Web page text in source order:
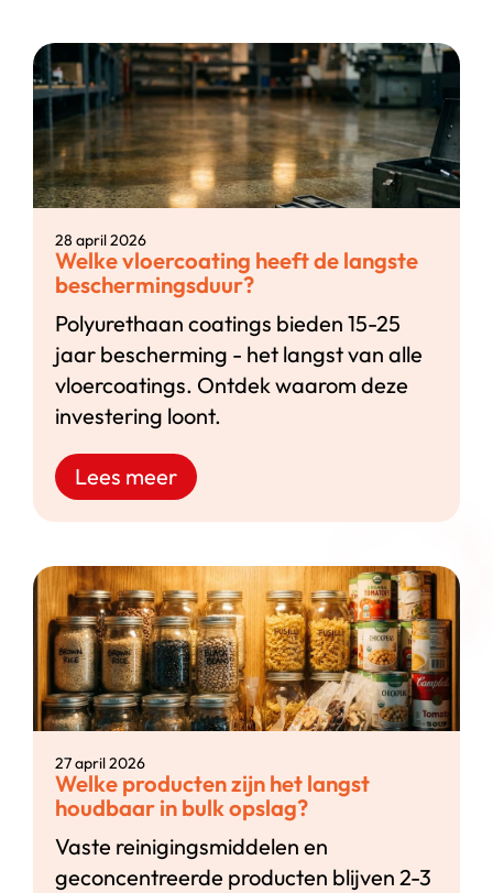
28 april 2026
Welke vloercoating heeft de langste
beschermingsduur?
Polyurethaan coatings bieden 15-25
jaar bescherming - het langst van alle
vloercoatings. Ontdek waarom deze
investering loont.
Lees meer
27 april 2026
Welke producten zijn het langst
houdbaar in bulk opslag?
Vaste reinigingsmiddelen en
geconcentreerde producten blijven 2-3